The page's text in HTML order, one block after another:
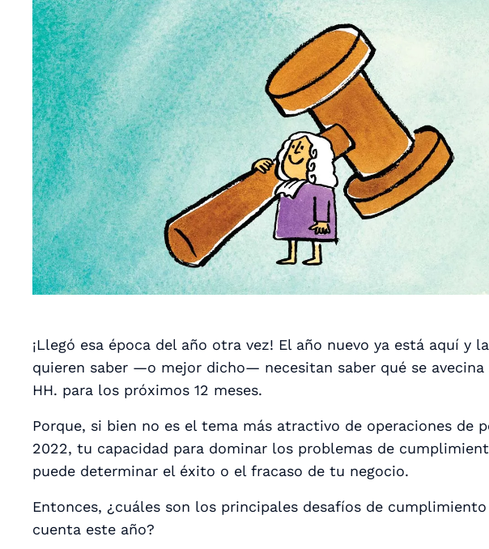
¡Llegó esa época del año otra vez! El año nuevo ya está aquí y
quieren saber —o mejor dicho— necesitan saber qué se
HH. para los próximos 12 meses.
Porque, si bien no es el tema más atractivo de operaciones de
2022, tu capacidad para dominar los problemas de
puede determinar el éxito o el fracaso de tu negocio.
Entonces, ¿cuáles son los principales desafíos de cumplimiento
cuenta este año?